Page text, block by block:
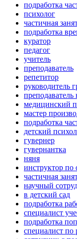
подработка
психолог
частичная
подработка
куратор
педагог
учитель
преподаватель
репетитор
руководитель
преподаватель
медицинский
мастер
подработка
детский
гувернер
гувернантка
няня
инструктор по
частичная
научный
в детский сад
подработка
специалист
подработка
специалист по